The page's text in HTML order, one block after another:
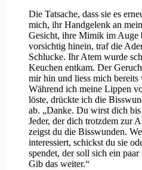
Die Tatsache, dass sie es
mich, ihr Handgelenk an
Gesicht, ihre Mimik im Auge
vorsichtig hinein, traf die
Schlucke. Ihr Atem wurde
Keuchen entkam. Der
mir hin und liess mich bereits
Während ich meine Lippen
löste, drückte ich die
ab. „Danke. Du wirst dich
Jeder, der dich trotzdem zur
zeigst du die Bisswunden.
interessiert, schickst du sie
spendet, der soll sich ein
Gib das weiter.“